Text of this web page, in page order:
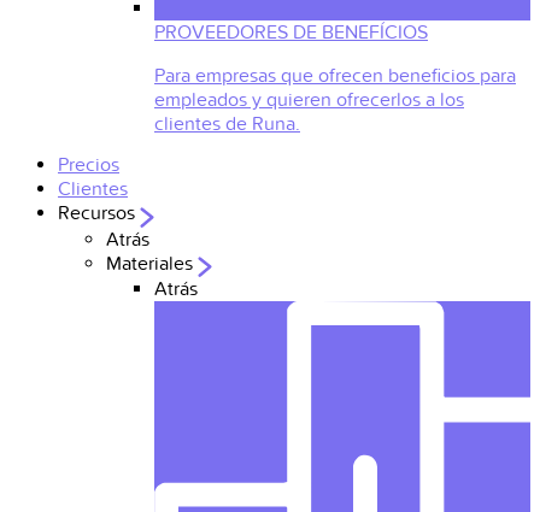
PROVEEDORES DE BENEFÍCIOS
Para empresas que ofrecen beneficios para
empleados y quieren ofrecerlos a los
clientes de Runa.
Precios
Clientes
Recursos
Atrás
Materiales
Atrás